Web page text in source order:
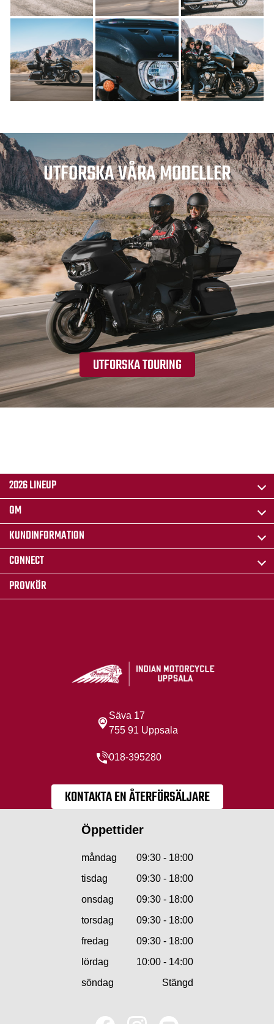
UTFORSKA VÅRA MODELLER
UTFORSKA TOURING
2026 LINEUP
OM
KUNDINFORMATION
CONNECT
PROVKÖR
Säva 17
755 91 Uppsala
018-395280
KONTAKTA EN ÅTERFÖRSÄLJARE
Öppettider
måndag
09:30 - 18:00
tisdag
09:30 - 18:00
onsdag
09:30 - 18:00
torsdag
09:30 - 18:00
fredag
09:30 - 18:00
lördag
10:00 - 14:00
söndag
Stängd